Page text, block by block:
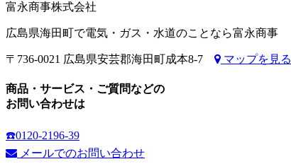
富永商事株式会社
広島県海田町で電気・ガス・水道のことなら富永商事
〒736-0021 広島県安芸郡海田町成本8-7 マップを見る
商品・サービス・ご質問などの
お問い合わせは
☎️0120-2196-39
メールでのお問い合わせ